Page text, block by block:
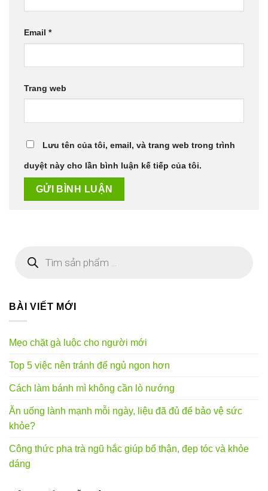
Email *
Trang web
Lưu tên của tôi, email, và trang web trong trình
duyệt này cho lần bình luận kế tiếp của tôi.
kiếm
BÀI VIẾT MỚI
Mẹo chặt gà luộc cho người mới
Top 5 việc nên tránh để ngủ ngon hơn
Cách làm bánh mì không cần lò nướng
Ăn uống lành mạnh mỗi ngày, liệu đã đủ để bảo vệ sức
khỏe?
Công thức pha trà ngũ hắc giúp bổ thận, đẹp tóc và khỏe
dáng